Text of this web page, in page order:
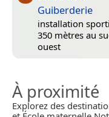
Guiberderie
installation
350 mètres au
ouest
À proximité
Explorez des